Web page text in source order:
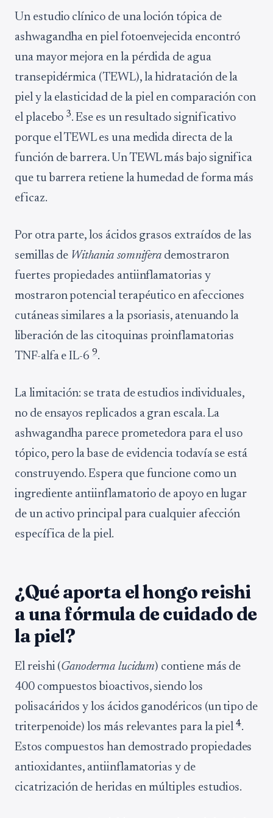
Un estudio clínico de una loción tópica de
ashwagandha en piel fotoenvejecida encontró
una mayor mejora en la pérdida de agua
transepidérmica (TEWL), la hidratación de la
piel y la elasticidad de la piel en comparación con
el placebo3. Ese es un resultado significativo
porque el TEWL es una medida directa de la
función de barrera. Un TEWL más bajo significa
que tu barrera retiene la humedad de forma más
eficaz.
Por otra parte, los ácidos grasos extraídos de las
semillas de Withania somnifera demostraron
fuertes propiedades antiinflamatorias y
mostraron potencial terapéutico en afecciones
cutáneas similares a la psoriasis, atenuando la
liberación de las citoquinas proinflamatorias
TNF-alfa e IL-69.
La limitación: se trata de estudios individuales,
no de ensayos replicados a gran escala. La
ashwagandha parece prometedora para el uso
tópico, pero la base de evidencia todavía se está
construyendo. Espera que funcione como un
ingrediente antiinflamatorio de apoyo en lugar
de un activo principal para cualquier afección
específica de la piel.
¿Qué aporta el hongo reishi
a una fórmula de cuidado de
la piel?
El reishi (Ganoderma lucidum) contiene más de
400 compuestos bioactivos, siendo los
polisacáridos y los ácidos ganodéricos (un tipo de
triterpenoide) los más relevantes para la piel4.
Estos compuestos han demostrado propiedades
antioxidantes, antiinflamatorias y de
cicatrización de heridas en múltiples estudios.